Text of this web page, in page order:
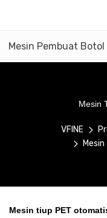
Mesin Pembuat Botol
Mesin
VFINE
Mesin tiup PET